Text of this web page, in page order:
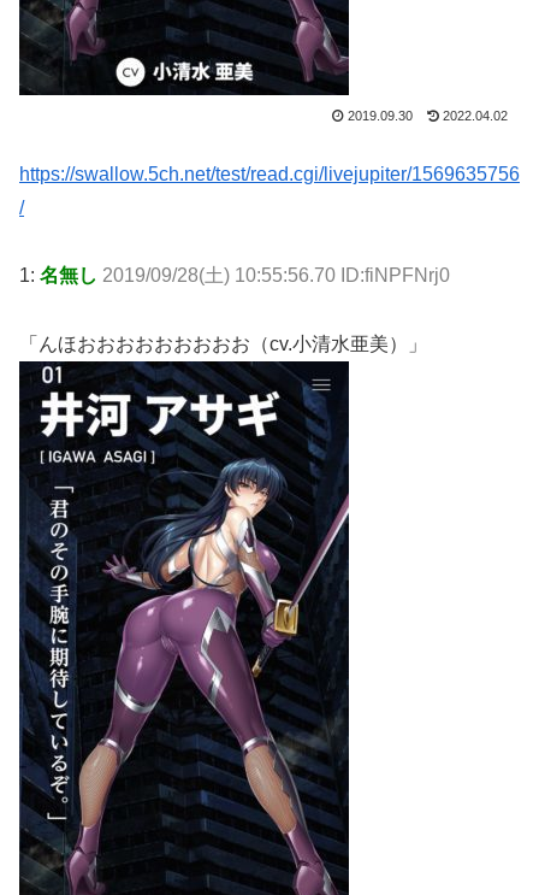
2019.09.30 2022.04.02
https://swallow.5ch.net/test/read.cgi/livejupiter/1569635756
/
1: 名無し 2019/09/28(土) 10:55:56.70 ID:fiNPFNrj0
「んほおおおおおおおおお（cv.小清水亜美）」